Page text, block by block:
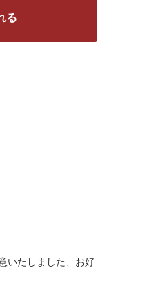
る
いたしました、お好